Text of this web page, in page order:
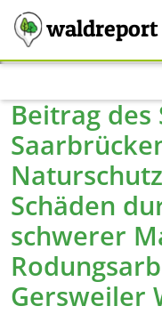
waldreport
Beitrag des
Schäden
schwerer
Gersweiler